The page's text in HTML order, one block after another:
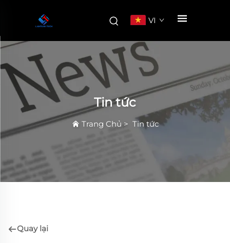
VI
Tin tức
Trang Chủ > Tin tức
Quay lại